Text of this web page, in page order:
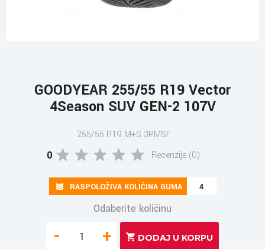
GOODYEAR 255/55 R19 Vector
4Season SUV GEN-2 107V
255/55 R19 M+S 3PMSF
0 Recenzije (0)
RASPOLOŽIVA KOLIČINA GUMA 4
Odaberite količinu
- +